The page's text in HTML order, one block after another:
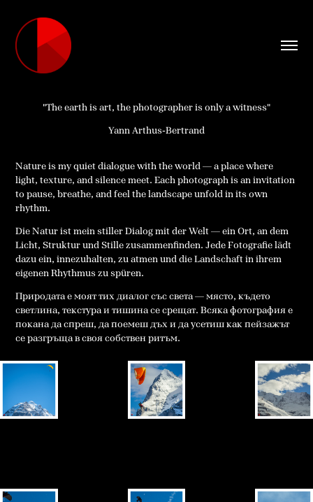
"The earth is art, the photographer is only a witness"
Yann Arthus-Bertrand
Nature is my quiet dialogue with the world — a place where
light, texture, and silence meet. Each photograph is an invitation
to pause, breathe, and feel the landscape unfold in its own
rhythm.
Die Natur ist mein stiller Dialog mit der Welt — ein Ort, an dem
Licht, Struktur und Stille zusammenfinden. Jede Fotografie lädt
dazu ein, innezuhalten, zu atmen und die Landschaft in ihrem
eigenen Rhythmus zu spüren.
Природата е моят тих диалог със света — място, където
светлина, текстура и тишина се срещат. Всяка фотография е
покана да спреш, да поемеш дъх и да усетиш как пейзажът
се разгръща в своя собствен ритъм.